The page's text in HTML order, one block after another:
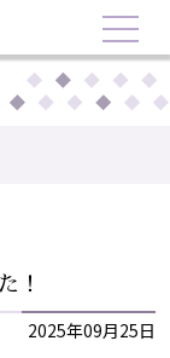
！
2025年09月25日